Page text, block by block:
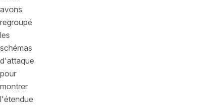
avons
regroupé
les
schémas
d'attaque
pour
montrer
l'étendue